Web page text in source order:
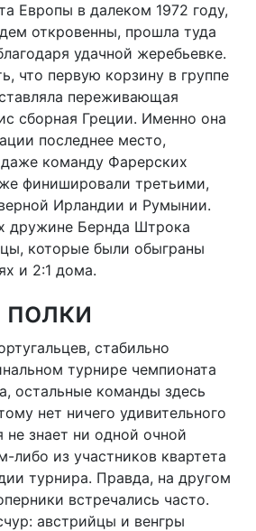
Европы в далеком 1972 году,
откровенны, прошла туда
удачной жеребьевке.
что первую корзину в группе
переживающая
сборная Греции. Именно она
последнее место,
команду Фарерских
финишировали третьими,
Ирландии и Румынии.
дружине Бернда Штрока
которые были обыграны
и 2:1 дома.
стабильно
турнире чемпионата
остальные команды здесь
нет ничего удивительного
не знает ни одной очной
либо из участников квартета
турнира. Правда, на другом
встречались часто.
австрийцы и венгры